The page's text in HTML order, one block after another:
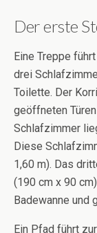
Der erste
Eine Treppe
drei
Toilette. Der
geöffneten
Schlafzimmer
Diese
1,60 m). Das
(190 cm x 90
Badewanne und
Ein Pfad führt